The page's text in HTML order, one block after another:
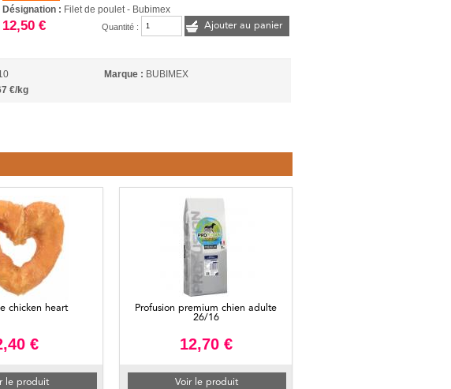
Désignation : Filet de poulet - Bubimex
12,50 € Quantité : Ajouter au panier
Marque : BUBIMEX
€/kg
chicken heart
€
le produit
Profusion premium chien adulte
26/16
12,70 €
Voir le produit